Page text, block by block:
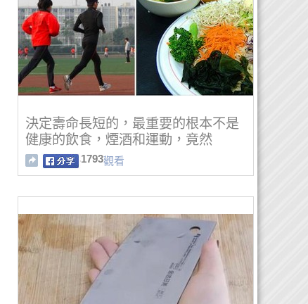
決定壽命長短的，最重要的根本不是
健康的飲食，煙酒和運動，竟然
是……
1793觀看